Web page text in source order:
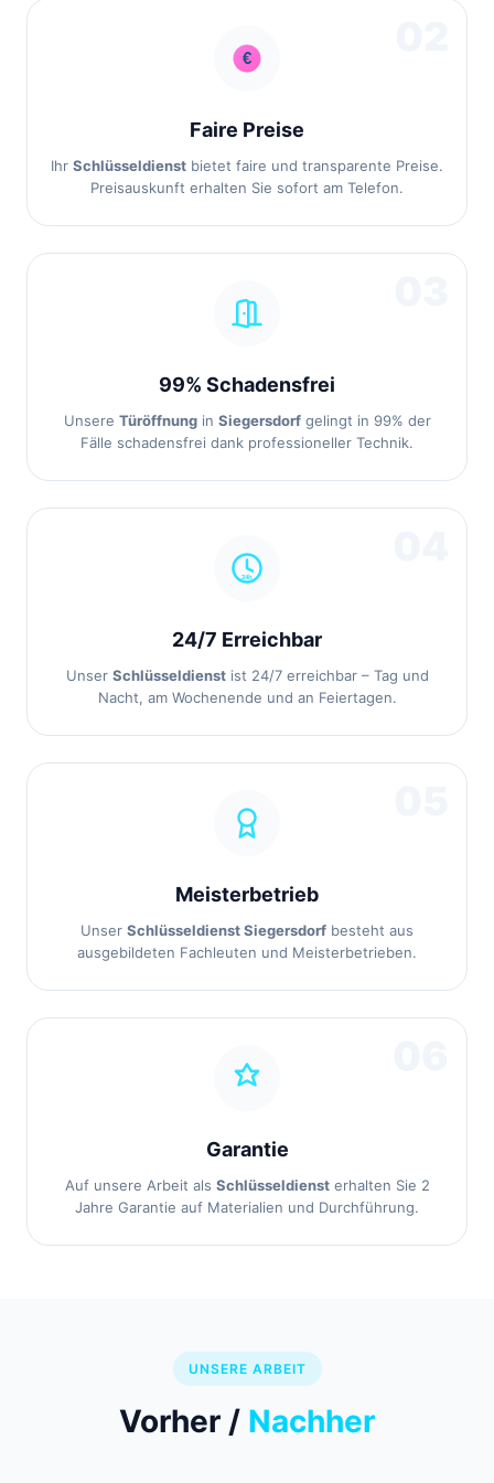
Faire Preise
Ihr Schlüsseldienst bietet faire und transparente Preise.
Preisauskunft erhalten Sie sofort am Telefon.
99% Schadensfrei
Unsere Türöffnungin Siegersdorfgelingt in 99% der
Fälle schadensfrei dank professioneller Technik.
24/7 Erreichbar
Unser Schlüsseldienstist 24/7 erreichbar – Tag und
Nacht, am Wochenende und an Feiertagen.
Meisterbetrieb
Unser Schlüsseldienst Siegersdorf besteht aus
ausgebildeten Fachleuten und Meisterbetrieben.
Garantie
Auf unsere Arbeit als Schlüsseldiensterhalten Sie 2
Jahre Garantie auf Materialien und Durchführung.
UNSERE ARBEIT
Vorher / Nachher